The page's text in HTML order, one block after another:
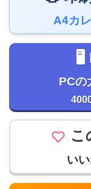
A4カ
🖥️
PCの
こ
い